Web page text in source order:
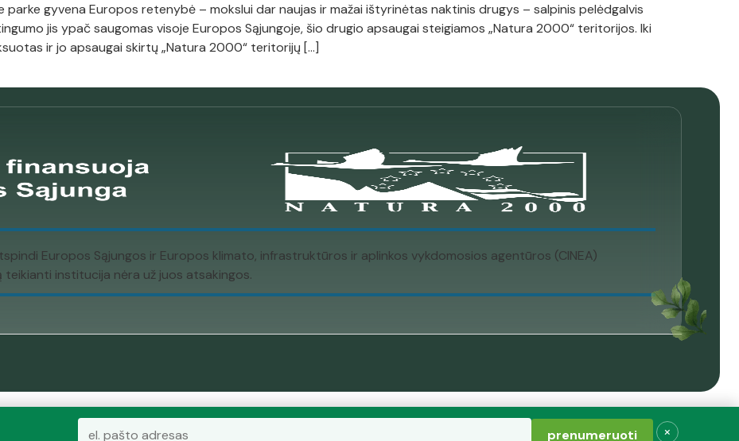
parke gyvena Europos retenybė – mokslui dar naujas ir mažai ištyrinėtas naktinis drugys – salpinis pelėdgalvis
jis ypač saugomas visoje Europos Sąjungoje, šio drugio apsaugai steigiamos „Natura 2000“ teritorijos. Iki
ir jo apsaugai skirtų „Natura 2000“ teritorijų […]
Europos Sąjungos ir Europos klimato, infrastruktūros ir aplinkos vykdomosios agentūros (CINEA)
teikianti institucija nėra už juos atsakingos.
prenumeruoti ×